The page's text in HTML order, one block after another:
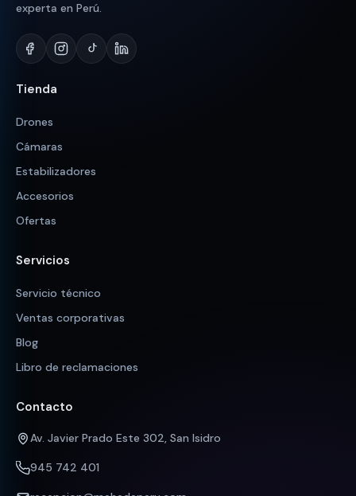
experta en Perú.
Tienda
Drones
Cámaras
Estabilizadores
Accesorios
Ofertas
Servicios
Servicio técnico
Ventas corporativas
Blog
Libro de reclamaciones
Contacto
Av. Javier Prado Este 302, San Isidro
945 742 401